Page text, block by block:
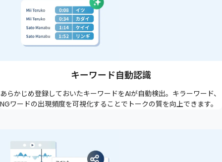
キーワード自動認識
あらかじめ登録しておいたキーワードをAIが自動検出。キラーワード、
NGワードの出現頻度を可視化することでトークの質を向上できます。